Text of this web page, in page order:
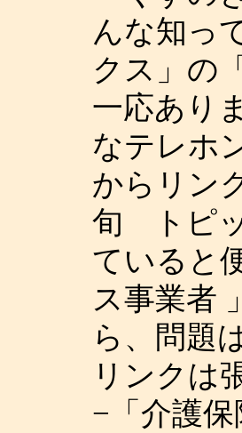
んな知っ
クス」の
一応あり
なテレホ
からリン
旬 トピッ
ていると
ス事業者
ら、問題
リンクは
−「介護